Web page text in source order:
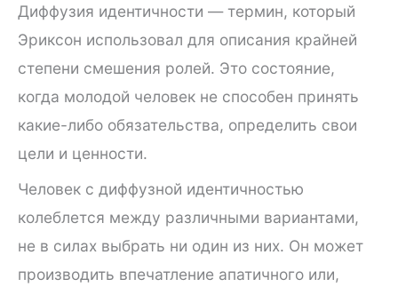
Диффузия идентичности — термин, который
Эриксон использовал для описания крайней
степени смешения ролей. Это состояние,
когда молодой человек не способен принять
какие-либо обязательства, определить свои
цели и ценности.
Человек с диффузной идентичностью
колеблется между различными вариантами,
не в силах выбрать ни один из них. Он может
производить впечатление апатичного или,